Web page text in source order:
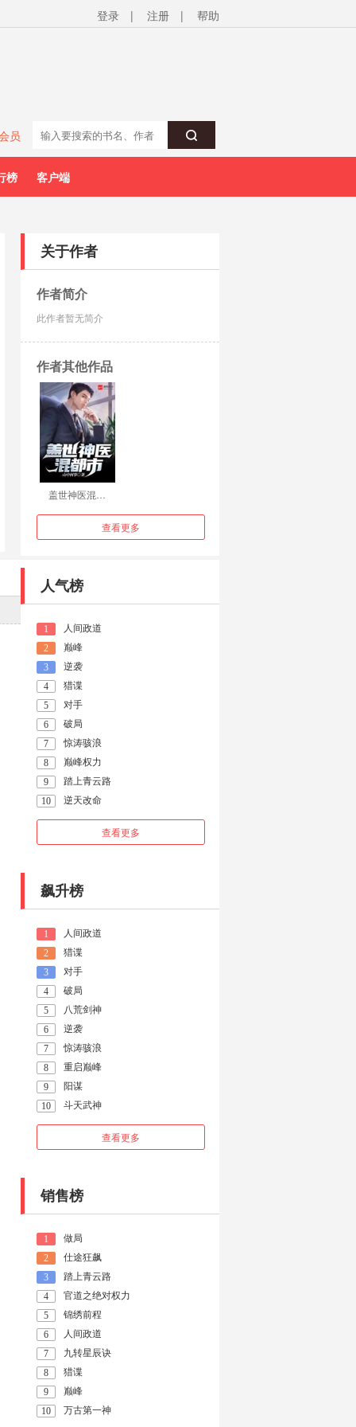
登录 | 注册 | 帮助
员
榜 客户端
关于作者
作者简介
此作者暂无简介
作者其他作品
盖世神医混…
查看更多
人气榜
1 人间政道
2 巅峰
3 逆袭
4 猎谍
5 对手
6 破局
7 惊涛骇浪
8 巅峰权力
9 踏上青云路
10 逆天改命
查看更多
飙升榜
1 人间政道
2 猎谍
3 对手
4 破局
5 八荒剑神
6 逆袭
7 惊涛骇浪
8 重启巅峰
9 阳谋
10 斗天武神
查看更多
销售榜
1 做局
2 仕途狂飙
3 踏上青云路
4 官道之绝对权力
5 锦绣前程
6 人间政道
7 九转星辰诀
8 猎谍
9 巅峰
10 万古第一神